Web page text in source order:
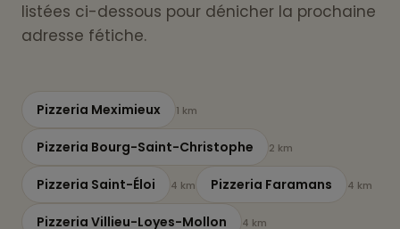
listées ci-dessous pour dénicher la prochaine
adresse fétiche.
Pizzeria Meximieux 1 km
Pizzeria Bourg-Saint-Christophe 2 km
Pizzeria Saint-Éloi 4 km Pizzeria Faramans 4 km
Pizzeria Villieu-Loyes-Mollon 4 km